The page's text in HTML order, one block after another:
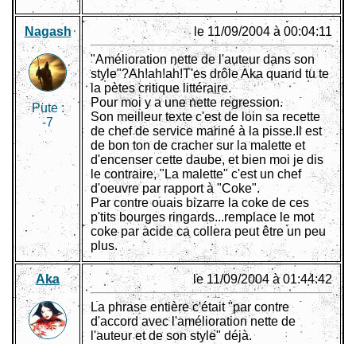
Nagash
Pute :
-7
le 11/09/2004 à 00:04:11
"Amélioration nette de l'auteur dans son
style"?Ah!ah!ah!T'es drôle Aka quand tu te
la pètes critique littéraire.
Pour moi y a une nette regression.
Son meilleur texte c'est de loin sa recette
de chef de service mariné à la pisse.Il est
de bon ton de cracher sur la malette et
d'encenser cette daube, et bien moi je dis
le contraire, "La malette" c'est un chef
d'oeuvre par rapport à "Coke".
Par contre ouais bizarre la coke de ces
p'tits bourges ringards...remplace le mot
coke par acide ca collera peut être un peu
plus.
Aka le 11/09/2004 à 01:44:42
La phrase entière c'était "par contre
d'accord avec l'amélioration nette de
l'auteur et de son style" déjà.